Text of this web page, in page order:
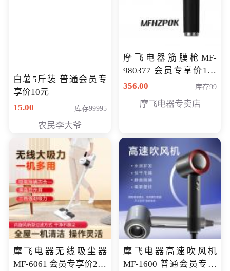
白薯5斤装 普通会员专
享价10元
15.00
库存99995
农民李大爷
摩飞电器筋膜枪MF-
980377 会员专享价199
元
356.00 库存99
摩飞电器专卖店
摩飞电器无线吸尘器
MF-6061 会员专享价299
摩飞电器高速吹风机
MF-1600 普通会员专享